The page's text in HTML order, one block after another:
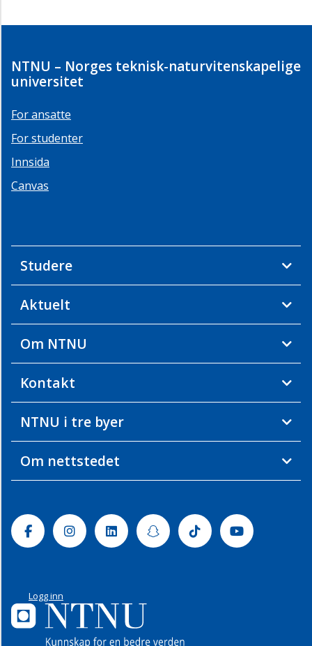
NTNU – Norges teknisk-naturvitenskapelige
universitet
For ansatte
For studenter
Innsida
Canvas
Studere
Aktuelt
Om NTNU
Kontakt
NTNU i tre byer
Om nettstedet
FacebookInstagramLinkedinSnapchatTiktok Youtube
Logg inn